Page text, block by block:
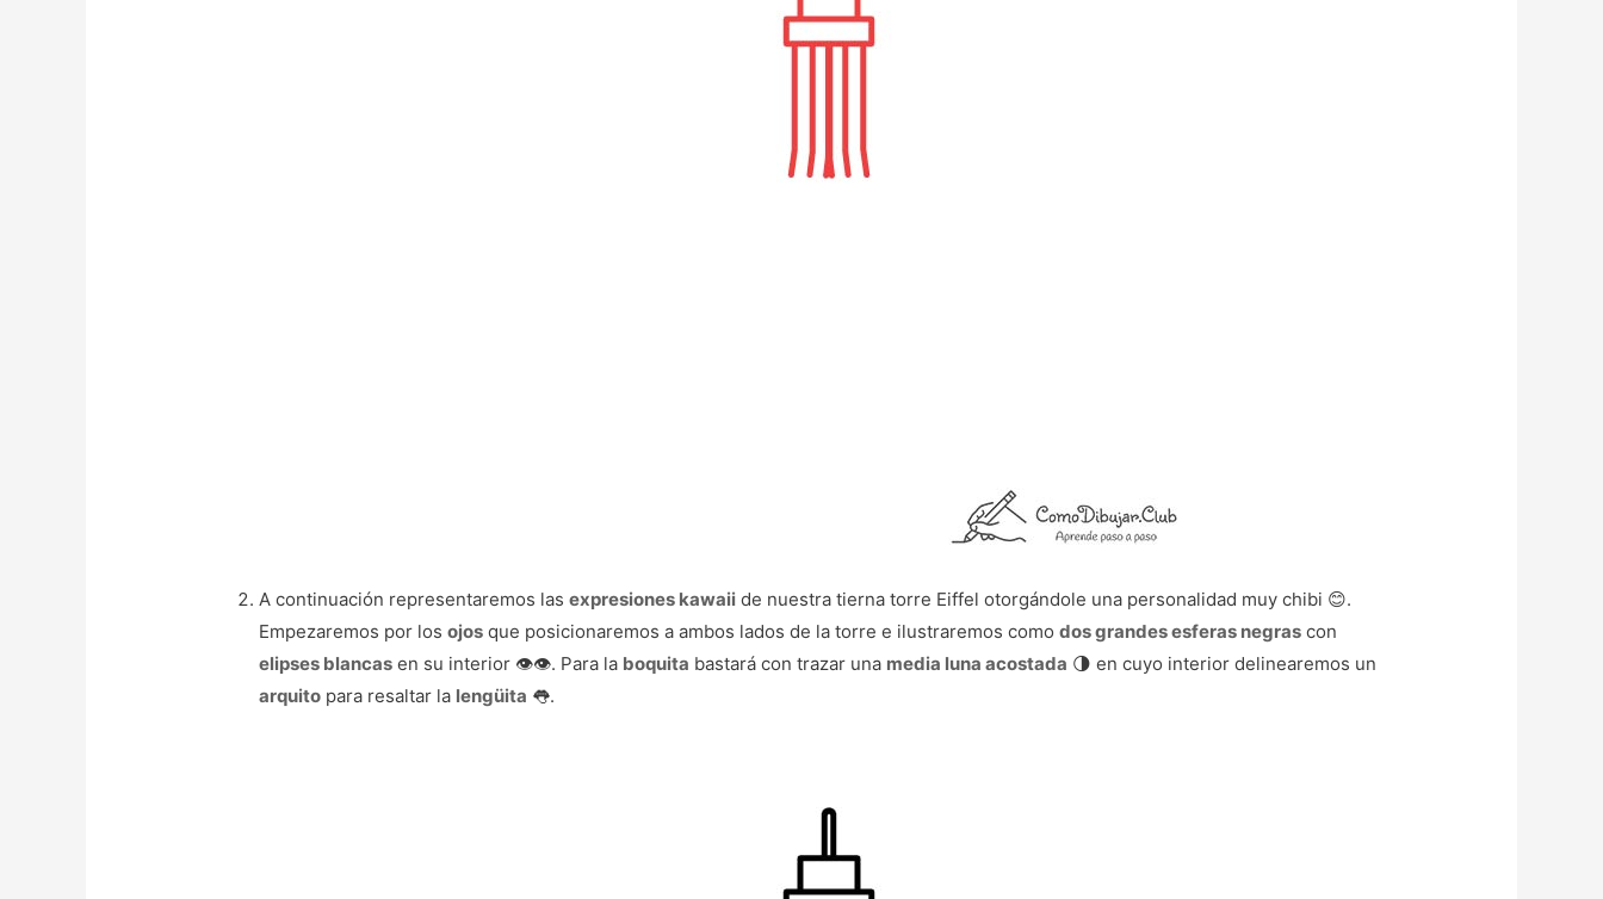
A continuación representaremos lasexpresiones kawaii de nuestra tierna torre Eiffel otorgándole una personalidad muy chibi 😊.
Empezaremos por losojos que posicionaremos a ambos lados de la torre e ilustraremos comodos grandes esferas negras con
elipses blancas en su interior 👁️👁️. Para la boquita bastará con trazar una media luna acostada 🌗 en cuyo interior delinearemos un
arquito para resaltar la lengüita 👅.